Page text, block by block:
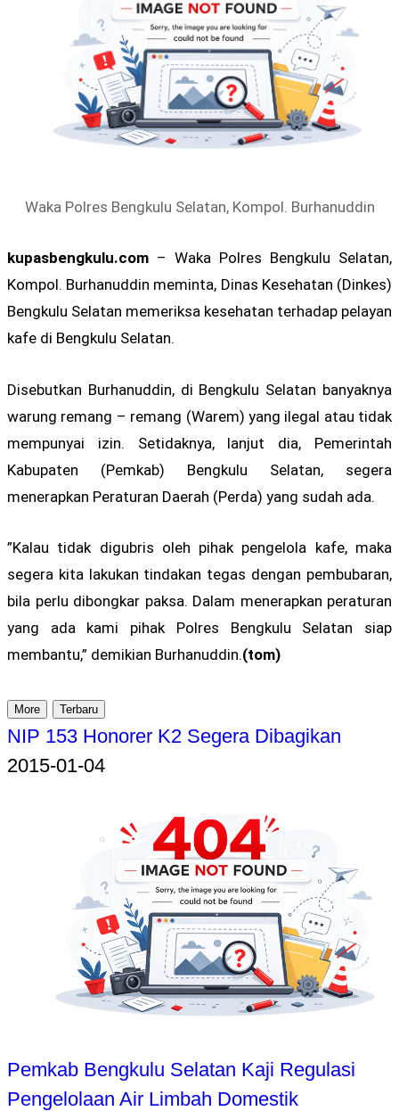
Waka Polres Bengkulu Selatan, Kompol. Burhanuddin
kupasbengkulu.com – Waka Polres Bengkulu Selatan,
Kompol. Burhanuddin meminta, Dinas Kesehatan (Dinkes)
Bengkulu Selatan memeriksa kesehatan terhadap pelayan
kafe di Bengkulu Selatan.
Disebutkan Burhanuddin, di Bengkulu Selatan banyaknya
warung remang – remang (Warem) yang ilegal atau tidak
mempunyai izin. Setidaknya, lanjut dia, Pemerintah
Kabupaten (Pemkab) Bengkulu Selatan, segera
menerapkan Peraturan Daerah (Perda) yang sudah ada.
”Kalau tidak digubris oleh pihak pengelola kafe, maka
segera kita lakukan tindakan tegas dengan pembubaran,
bila perlu dibongkar paksa. Dalam menerapkan peraturan
yang ada kami pihak Polres Bengkulu Selatan siap
membantu,” demikian Burhanuddin.(tom)
More Terbaru
NIP 153 Honorer K2 Segera Dibagikan
2015-01-04
Pemkab Bengkulu Selatan Kaji Regulasi
Pengelolaan Air Limbah Domestik